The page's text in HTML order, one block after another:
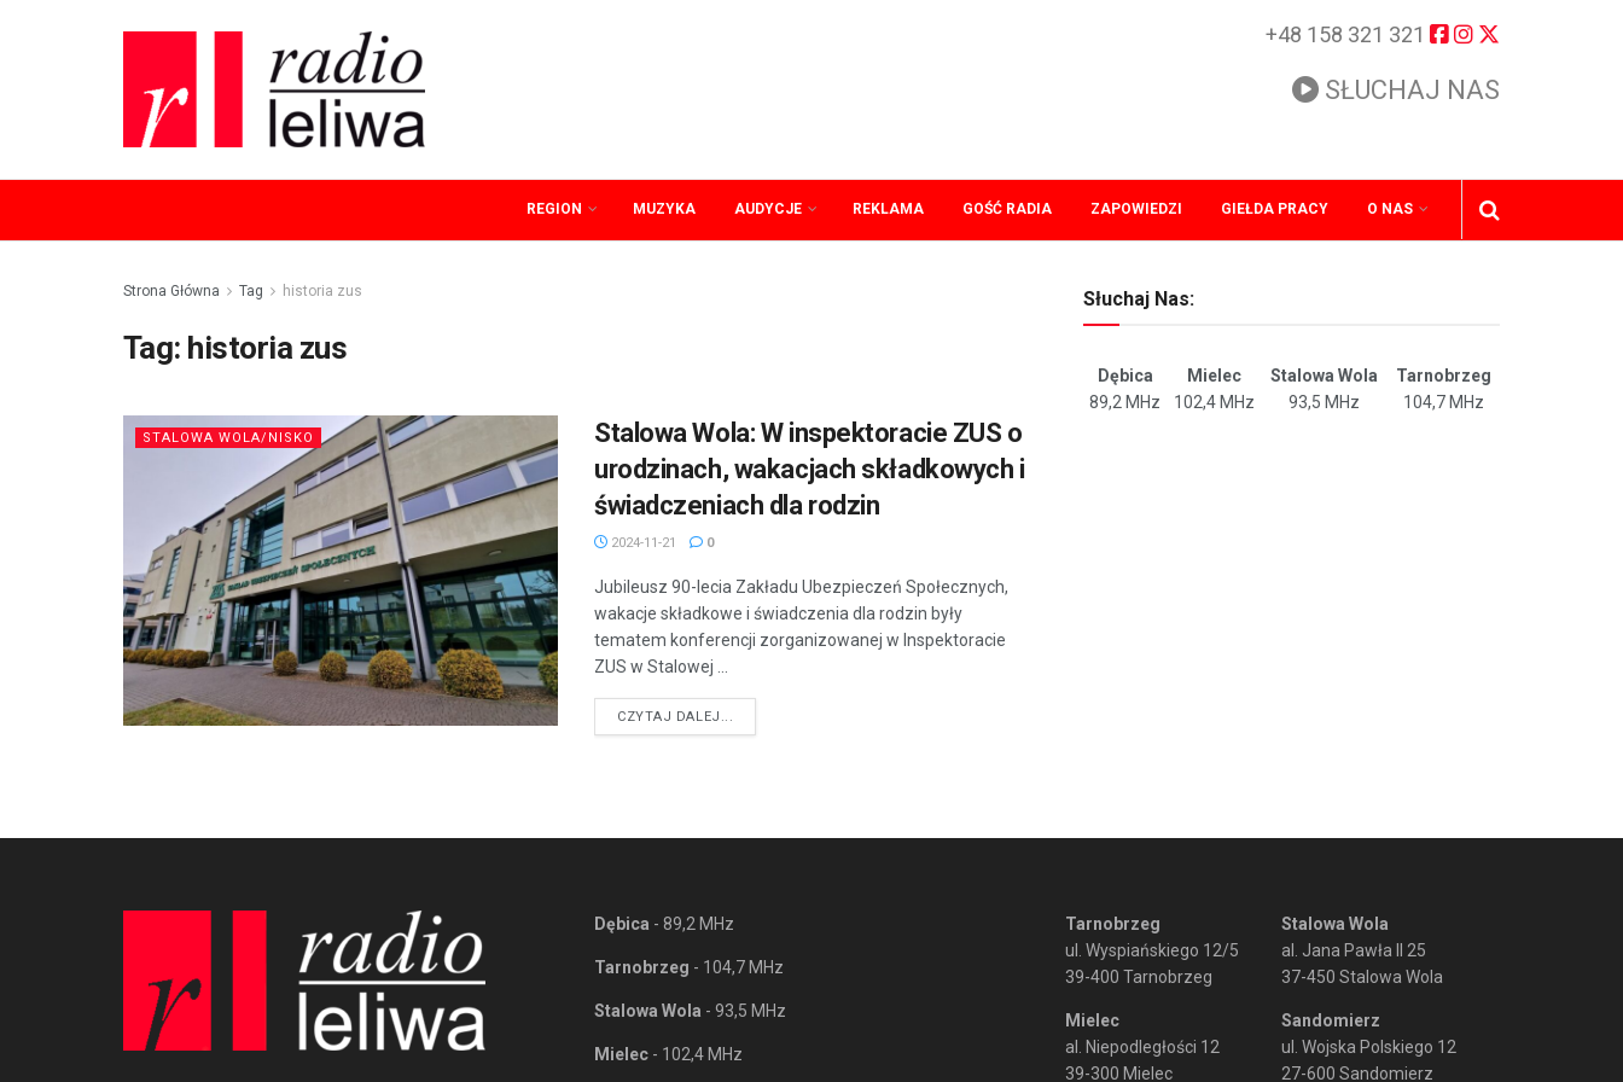
+48 158 321 321
SŁUCHAJ NAS
REGION MUZYKA AUDYCJE REKLAMA GOŚĆ RADIA ZAPOWIEDZI GIEŁDA PRACY O NAS
Strona Główna Tag historia zus
Tag: historia zus
STALOWA WOLA/NISKO
Stalowa Wola: W inspektoracie ZUS o
urodzinach, wakacjach składkowych i
świadczeniach dla rodzin
2024-11-21 0
Jubileusz 90-lecia Zakładu Ubezpieczeń Społecznych,
wakacje składkowe i świadczenia dla rodzin były
tematem konferencji zorganizowanej w Inspektoracie
ZUS w Stalowej ...
CZYTAJ DALEJ...
Słuchaj Nas:
Dębica Mielec Stalowa Wola
Tarnobrzeg
89,2 MHz
102,4 MHz 93,5 MHz 104,7 MHz
Dębica - 89,2 MHz
Tarnobrzeg - 104,7 MHz
Stalowa Wola - 93,5 MHz
Mielec - 102,4 MHz
Tarnobrzeg
ul. Wyspiańskiego 12/5
39-400 Tarnobrzeg
Mielec
al. Niepodległości 12
39-300 Mielec
Stalowa Wola
al. Jana Pawła II 25
37-450 Stalowa Wola
Sandomierz
ul. Wojska Polskiego 12
27-600 Sandomierz